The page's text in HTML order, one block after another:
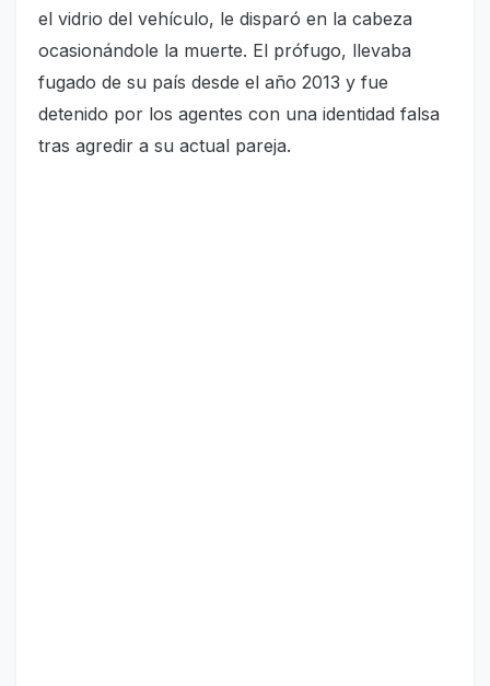
el vidrio del vehículo, le disparó en la cabeza
ocasionándole la muerte. El prófugo, llevaba
fugado de su país desde el año 2013 y fue
detenido por los agentes con una identidad falsa
tras agredir a su actual pareja.